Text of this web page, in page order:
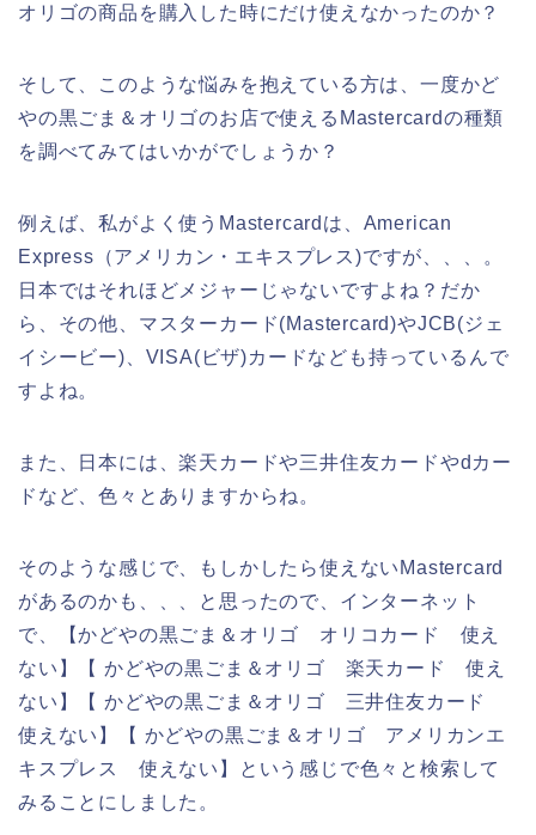
オリゴの商品を購入した時にだけ使えなかったのか？
そして、このような悩みを抱えている方は、一度かど
やの黒ごま＆オリゴのお店で使えるMastercardの種類
を調べてみてはいかがでしょうか？
例えば、私がよく使うMastercardは、American
Express（アメリカン・エキスプレス)ですが、、、。
日本ではそれほどメジャーじゃないですよね？だか
ら、その他、マスターカード(Mastercard)やJCB(ジェ
イシービー)、VISA(ビザ)カードなども持っているんで
すよね。
また、日本には、楽天カードや三井住友カードやdカー
ドなど、色々とありますからね。
そのような感じで、もしかしたら使えないMastercard
があるのかも、、、と思ったので、インターネット
で、【かどやの黒ごま＆オリゴ オリコカード 使え
ない】【 かどやの黒ごま＆オリゴ 楽天カード 使え
ない】【 かどやの黒ごま＆オリゴ 三井住友カード
使えない】【 かどやの黒ごま＆オリゴ アメリカンエ
キスプレス 使えない】という感じで色々と検索して
みることにしました。